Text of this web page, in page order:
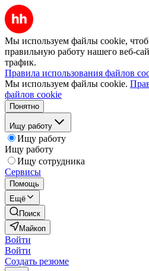
Мы используем файлы cookie,
правильную работу нашего веб-
трафик.
Правила использования файлов
Мы используем файлы cookie.
файлов cookie
Понятно
Ищу работу
Ищу работу
Ищу работу
Ищу сотрудника
Сервисы
Помощь
Ещё
Поиск
Майкоп
Войти
Войти
Создать резюме